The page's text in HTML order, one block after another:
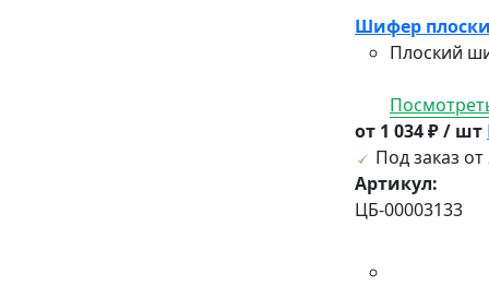
Шифер
Плоский
от 1 034 ₽ / шт
Под заказ от
Артикул:
ЦБ-00003133